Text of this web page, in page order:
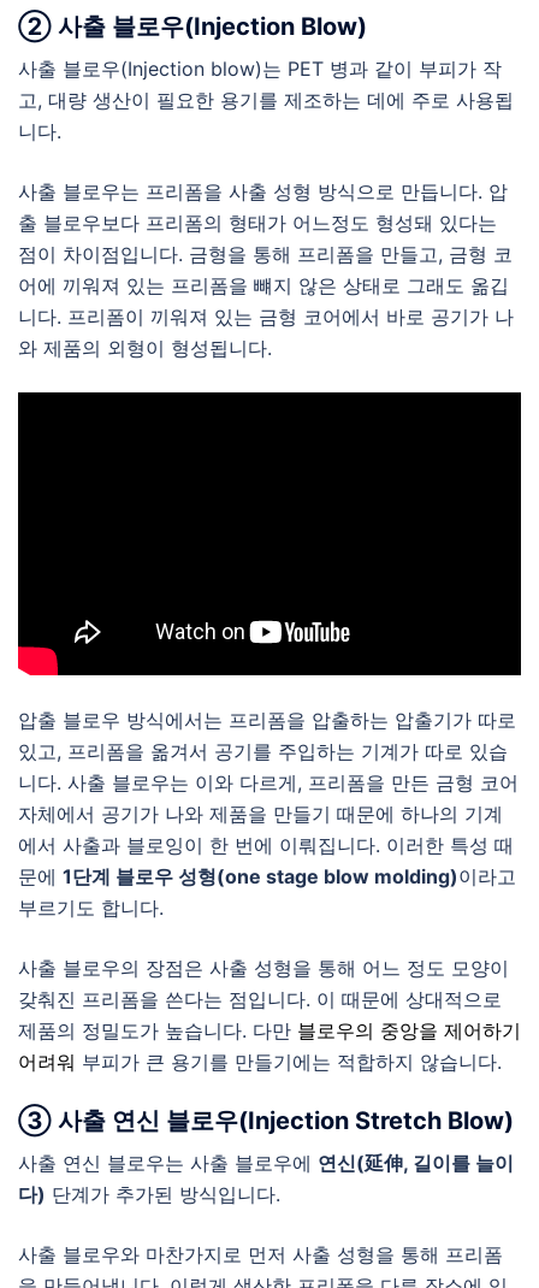
② 사출 블로우(Injection Blow)
사출 블로우(Injection blow)는 PET 병과 같이 부피가 작
고, 대량 생산이 필요한 용기를 제조하는 데에 주로 사용됩
니다.
사출 블로우는 프리폼을 사출 성형 방식으로 만듭니다. 압
출 블로우보다 프리폼의 형태가 어느정도 형성돼 있다는
점이 차이점입니다. 금형을 통해 프리폼을 만들고, 금형 코
어에 끼워져 있는 프리폼을 뺴지 않은 상태로 그래도 옮깁
니다. 프리폼이 끼워져 있는 금형 코어에서 바로 공기가 나
와 제품의 외형이 형성됩니다.
압출 블로우 방식에서는 프리폼을 압출하는 압출기가 따로
있고, 프리폼을 옮겨서 공기를 주입하는 기계가 따로 있습
니다. 사출 블로우는 이와 다르게, 프리폼을 만든 금형 코어
자체에서 공기가 나와 제품을 만들기 때문에 하나의 기계
에서 사출과 블로잉이 한 번에 이뤄집니다. 이러한 특성 때
문에 1단계 블로우 성형(one stage blow molding)이라고
부르기도 합니다.
사출 블로우의 장점은 사출 성형을 통해 어느 정도 모양이
갖춰진 프리폼을 쓴다는 점입니다. 이 때문에 상대적으로
제품의 정밀도가 높습니다. 다만 블로우의 중앙을 제어하기
어려워 부피가 큰 용기를 만들기에는 적합하지 않습니다.
③ 사출 연신 블로우(Injection Stretch Blow)
사출 연신 블로우는 사출 블로우에 연신(延伸, 길이를 늘이
다) 단계가 추가된 방식입니다.
사출 블로우와 마찬가지로 먼저 사출 성형을 통해 프리폼